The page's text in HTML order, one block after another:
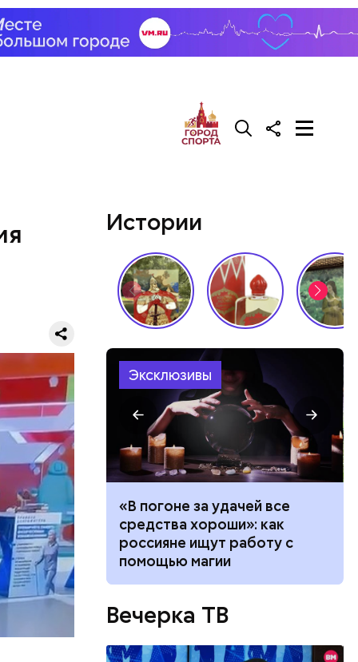
и
Истории
Эксклюзивы
по
как
толпу
«В погоне за удачей все
средства хороши»: как
россияне ищут работу с
помощью магии
Вечерка ТВ